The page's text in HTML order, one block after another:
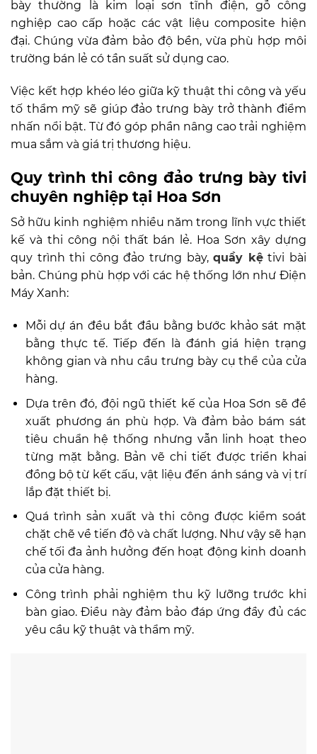
bày thường là kim loại sơn tĩnh điện, gỗ công
nghiệp cao cấp hoặc các vật liệu composite hiện
đại. Chúng vừa đảm bảo độ bền, vừa phù hợp môi
trường bán lẻ có tần suất sử dụng cao.
Việc kết hợp khéo léo giữa kỹ thuật thi công và yếu
tố thẩm mỹ sẽ giúp đảo trưng bày trở thành điểm
nhấn nổi bật. Từ đó góp phần nâng cao trải nghiệm
mua sắm và giá trị thương hiệu.
Quy trình thi công đảo trưng bày tivi
chuyên nghiệp tại Hoa Sơn
Sở hữu kinh nghiệm nhiều năm trong lĩnh vực thiết
kế và thi công nội thất bán lẻ. Hoa Sơn xây dựng
quy trình thi công đảo trưng bày,quầy kệtivi bài
bản. Chúng phù hợp với các hệ thống lớn như Điện
Máy Xanh:
Mỗi dự án đều bắt đầu bằng bước khảo sát mặt
bằng thực tế. Tiếp đến là đánh giá hiện trạng
không gian và nhu cầu trưng bày cụ thể của cửa
hàng.
Dựa trên đó, đội ngũ thiết kế của Hoa Sơn sẽ đề
xuất phương án phù hợp. Và đảm bảo bám sát
tiêu chuẩn hệ thống nhưng vẫn linh hoạt theo
từng mặt bằng. Bản vẽ chi tiết được triển khai
đồng bộ từ kết cấu, vật liệu đến ánh sáng và vị trí
lắp đặt thiết bị.
Quá trình sản xuất và thi công được kiểm soát
chặt chẽ về tiến độ và chất lượng. Như vậy sẽ hạn
chế tối đa ảnh hưởng đến hoạt động kinh doanh
của cửa hàng.
Công trình phải nghiệm thu kỹ lưỡng trước khi
bàn giao. Điều này đảm bảo đáp ứng đầy đủ các
yêu cầu kỹ thuật và thẩm mỹ.